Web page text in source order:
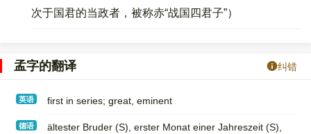
次于国君的当政者，被称赤“战国四君子”）
孟字的翻译 纠错
英语 first in series; great, eminent
德语
ältester Bruder (S)​, erster Monat einer Jahreszeit (S)​,